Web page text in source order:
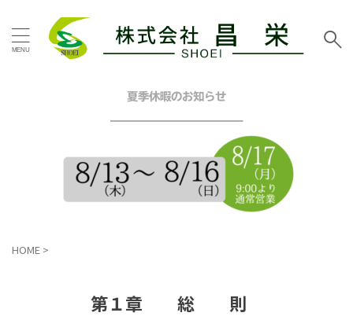
タグ
グリーン グレー シーリング工事
トイレリフォーム
ピンク ブラウン ブルー ベージュ
口コミ
夏季休暇のお知らせ
━━━━━━━━━━━━
HOME >
第１章 総 則